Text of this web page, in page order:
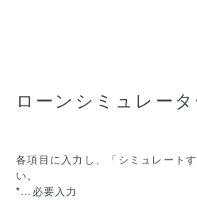
ローンシミュレータ
各項目に入力し、「シミュレート
い。
*…必要入力